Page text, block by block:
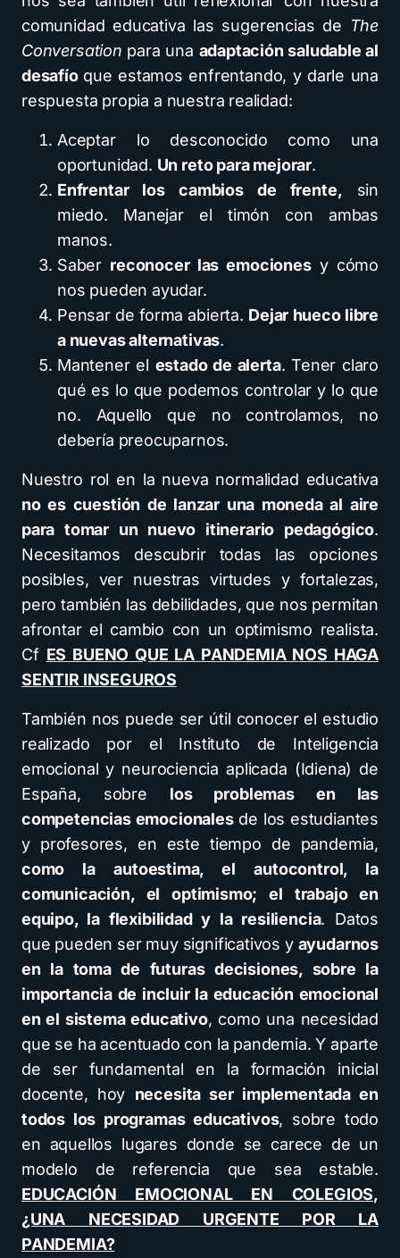
comunidad educativa las sugerencias de The
Conversation para una adaptación saludable al
desafío que estamos enfrentando, y darle una
respuesta propia a nuestra realidad:
Aceptar lo desconocido como una
oportunidad. Un reto para mejorar.
Enfrentar los cambios de frente, sin
miedo. Manejar el timón con ambas
manos.
Saber reconocer las emocionesy cómo
nos pueden ayudar.
Pensar de forma abierta. Dejar hueco libre
a nuevas alternativas.
Mantener el estado de alerta. Tener claro
qué es lo que podemos controlar y lo que
no. Aquello que no controlamos, no
debería preocuparnos.
Nuestro rol en la nueva normalidad educativa
no es cuestión de lanzar una moneda al aire
para tomar un nuevo itinerario pedagógico.
Necesitamos descubrir todas las opciones
posibles, ver nuestras virtudes y fortalezas,
pero también las debilidades, que nos permitan
afrontar el cambio con un optimismo realista.
Cf ES BUENO QUE LA PANDEMIA NOS HAGA
SENTIR INSEGUROS
También nos puede ser útil conocer el estudio
realizado por el Instituto de Inteligencia
emocional y neurociencia aplicada (Idiena) de
España, sobre los problemas en las
competencias emocionalesde los estudiantes
y profesores, en este tiempo de pandemia,
como la autoestima, el autocontrol, la
comunicación, el optimismo; el trabajo en
equipo, la flexibilidad y la resiliencia. Datos
que pueden ser muy significativos y ayudarnos
en la toma de futuras decisiones, sobre la
importancia de incluir la educación emocional
en el sistema educativo, como una necesidad
que se ha acentuado con la pandemia. Y aparte
de ser fundamental en la formación inicial
docente, hoy necesita ser implementada en
todos los programas educativos, sobre todo
en aquellos lugares donde se carece de un
modelo de referencia que sea estable.
EDUCACIÓN EMOCIONAL EN COLEGIOS,
¿UNA NECESIDAD URGENTE POR LA
PANDEMIA?